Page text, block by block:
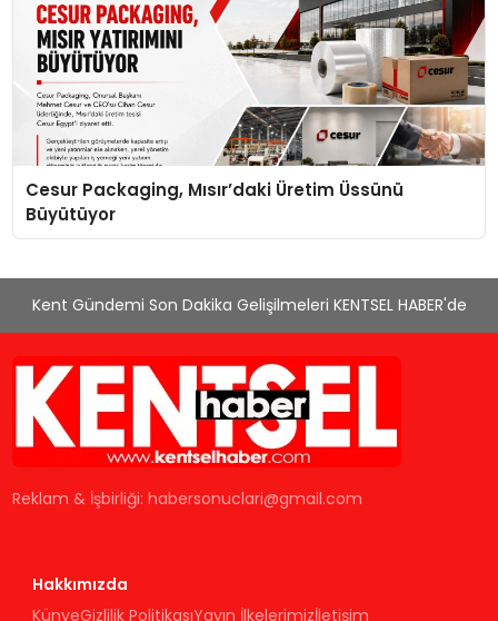
Cesur Packaging, Mısır’daki Üretim Üssünü
Büyütüyor
Kent Gündemi Son Dakika Gelişilmeleri KENTSEL HABER'de
Reklam & İşbirliği:habersonuclari@gmail.com
Hakkımızda
KünyeGizlilik PolitikasıYayın İlkelerimizİletişim